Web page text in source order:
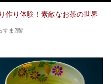
作り体験！素敵なお茶の世界
すま2階